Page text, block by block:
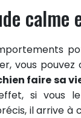
calme
vous
faire sa
si vous
il arrive à